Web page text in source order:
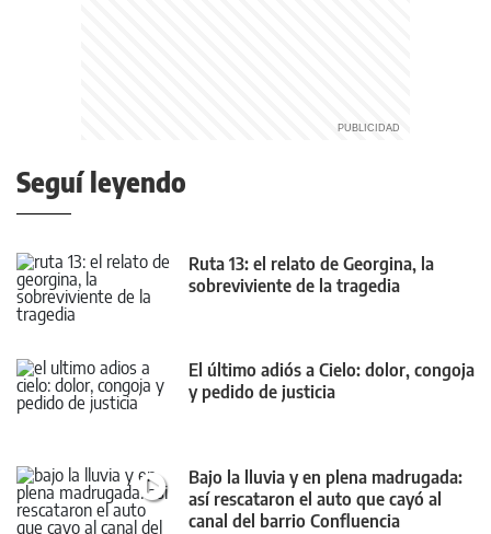
Seguí leyendo
Ruta 13: el relato de Georgina, la
sobreviviente de la tragedia
El último adiós a Cielo: dolor, congoja
y pedido de justicia
Bajo la lluvia y en plena madrugada:
así rescataron el auto que cayó al
canal del barrio Confluencia